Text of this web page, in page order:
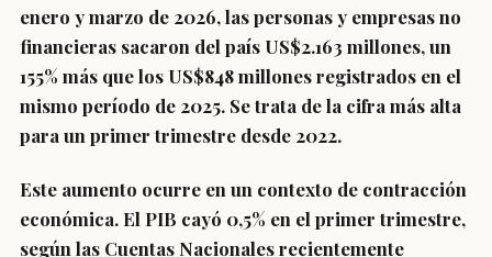
enero y marzo de 2026, las personas y empresas no
financieras sacaron del país US$2.163 millones, un
155% más que los US$848 millones registrados en el
mismo período de 2025. Se trata de la cifra más alta
para un primer trimestre desde 2022.
Este aumento ocurre en un contexto de contracción
económica. El PIB cayó 0,5% en el primer trimestre,
según las Cuentas Nacionales recientemente